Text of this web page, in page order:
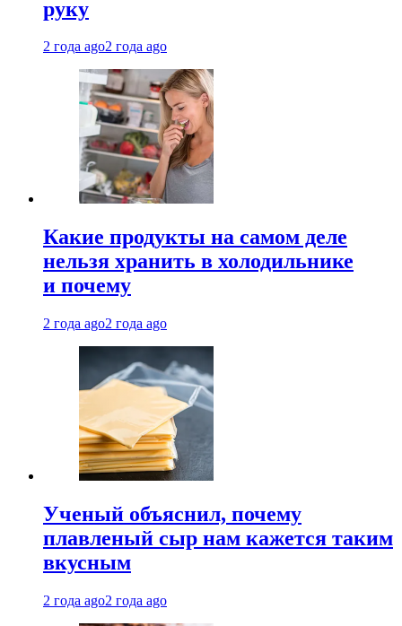
руку
2 года ago2 года ago
Какие продукты на самом деле
нельзя хранить в холодильнике
и почему
2 года ago2 года ago
Ученый объяснил, почему
плавленый сыр нам кажется таким
вкусным
2 года ago2 года ago